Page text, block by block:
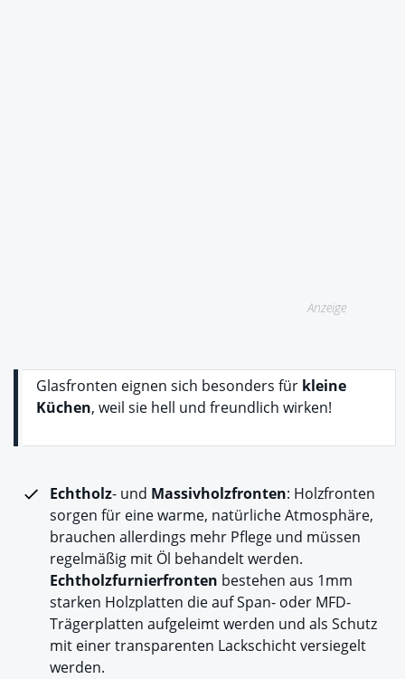
Anzeige
Glasfronten eignen sich besonders für kleine
Küchen, weil sie hell und freundlich wirken!
Echtholz- und Massivholzfronten: Holzfronten
sorgen für eine warme, natürliche Atmosphäre,
brauchen allerdings mehr Pflege und müssen
regelmäßig mit Öl behandelt werden.
Echtholzfurnierfronten bestehen aus 1mm
starken Holzplatten die auf Span- oder MFD-
Trägerplatten aufgeleimt werden und als Schutz
mit einer transparenten Lackschicht versiegelt
werden.